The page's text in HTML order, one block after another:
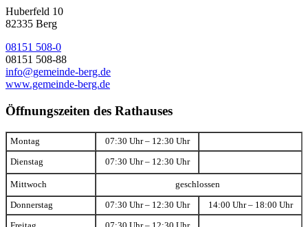
Huberfeld 10
82335 Berg
08151 508-0
08151 508-88
info@gemeinde-berg.de
www.gemeinde-berg.de
Öffnungszeiten des Rathauses
Montag 07:30 Uhr – 12:30 Uhr
Dienstag 07:30 Uhr – 12:30 Uhr
Mittwoch geschlossen
Donnerstag 07:30 Uhr – 12:30 Uhr 14:00 Uhr – 18:00 Uhr